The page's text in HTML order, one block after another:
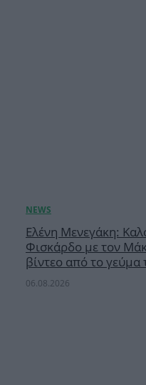
Ελένη Μενεγάκη:
Φισκάρδο με τον
βίντεο από το γεύμα
06.08.2026